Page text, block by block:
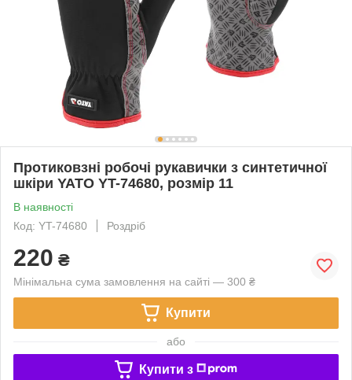
Протиковзні робочі рукавички з синтетичної
шкіри YATO YT-74680, розмір 11
В наявності
Код: YT-74680
Роздріб
220 ₴
Мінімальна сума замовлення на сайті — 300 ₴
Купити
або
Купити з